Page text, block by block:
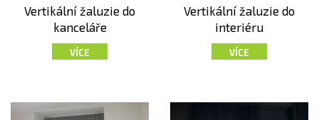
Vertikální žaluzie do
kanceláře
VÍCE
Vertikální žaluzie do
interiéru
VÍCE